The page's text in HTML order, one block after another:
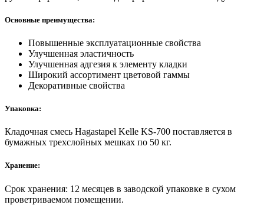
Основные преимущества:
Повышенные эксплуатационные свойства
Улучшенная эластичность
Улучшенная адгезия к элементу кладки
Широкий ассортимент цветовой гаммы
Декоративные свойства
Упаковка:
Кладочная смесь Hagastapel Kelle KS-700 поставляется в
бумажных трехслойных мешках по 50 кг.
Хранение:
Срок хранения: 12 месяцев в заводской упаковке в сухом
проветриваемом помещении.